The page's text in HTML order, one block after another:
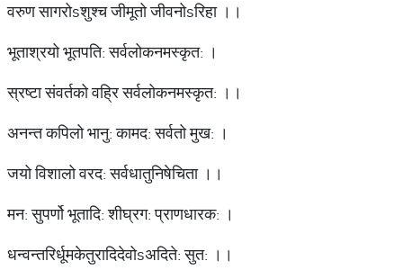
वरुण सागरोsशुश्च जीमूतो जीवनोsरिहा ।।
भूताश्रयो भूतपति: सर्वलोकनमस्कृत: ।
स्रष्टा संवर्तको वह्रि सर्वलोकनमस्कृत: ।।
अनन्त कपिलो भानु: कामद: सर्वतो मुख: ।
जयो विशालो वरद: सर्वधातुनिषेचिता ।।
मन: सुपर्णो भूतादि: शीघ्रग: प्राणधारक: ।
धन्वन्तरिर्धूमकेतुरादिदेवोsअदिते: सुत: ।।